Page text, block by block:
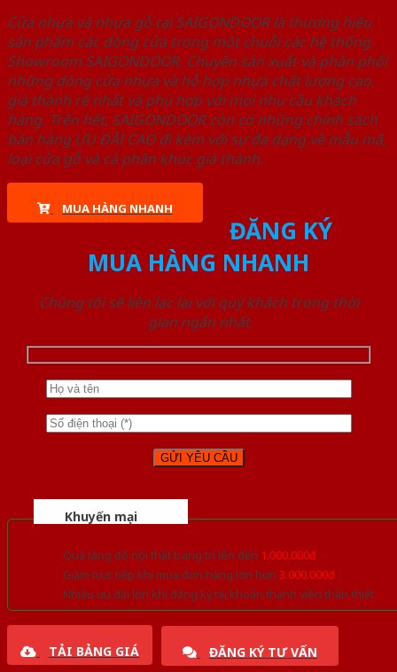
Cửa nhựa và nhựa gỗ tại SAIGONDOOR là thương hiệu
sản phẩm các dòng cửa trong một chuỗi các hệ thống
Showroom SAIGONDOOR. Chuyên sản xuất và phân phối
những dòng cửa nhựa và hỗ hợp nhựa chất lượng cao,
giá thành rẻ nhất và phù hợp với mọi nhu cầu khách
hàng. Trên hết, SAIGONDOOR còn có những chính sách
bán hàng ƯU ĐÃI CAO đi kèm với sự đa dạng về mẫu mã,
loại cửa gỗ và cả phân khúc giá thành.
MUA HÀNG NHANH
ĐĂNG KÝ
MUA HÀNG NHANH
Chúng tôi sẽ liên lạc lại với quý khách trong thời
gian ngắn nhất
Khuyến mại
Quà tặng đồ nội thất trang trí lên đến 1.000.000đ
Giảm trực tiếp khi mua đơn hàng lớn hơn 3.000.000đ
Nhiều ưu đãi lớn khi đăng ký tài khoản thành viên thân thiết
TẢI BẢNG GIÁ ĐĂNG KÝ TƯ VẤN